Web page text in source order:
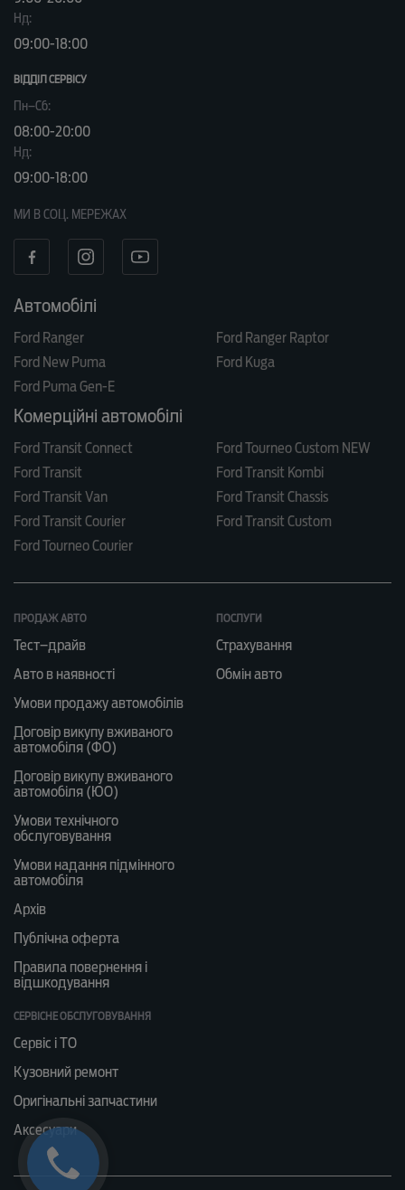
Нд:
09:00-18:00
ВІДДІЛ CЕРВІСУ
Пн–Сб:
08:00-20:00
Нд:
09:00-18:00
МИ В СОЦ. МЕРЕЖАХ
Автомобілі
Ford Ranger
Ford Ranger Raptor
Ford New Puma
Ford Kuga
Ford Puma Gen-E
Комерційні автомобілі
Ford Transit Connect
Ford Tourneo Custom NEW
Ford Transit
Ford Transit Kombi
Ford Transit Van
Ford Transit Chassis
Ford Transit Courier
Ford Transit Custom
Ford Tourneo Courier
ПРОДАЖ АВТО
Тест–драйв
Авто в наявності
Умови продажу автомобілів
Договір викупу вживаного
автомобіля (ФО)
Договір викупу вживаного
автомобіля (ЮО)
Умови технічного
обслуговування
Умови надання підмінного
автомобіля
Архів
Публічна оферта
Правила повернення і
відшкодування
ПОСЛУГИ
Страхування
Обмін авто
СЕРВІСНЕ ОБСЛУГОВУВАННЯ
Сервіс і ТО
Кузовний ремонт
Оригінальні запчастини
Аксесуари